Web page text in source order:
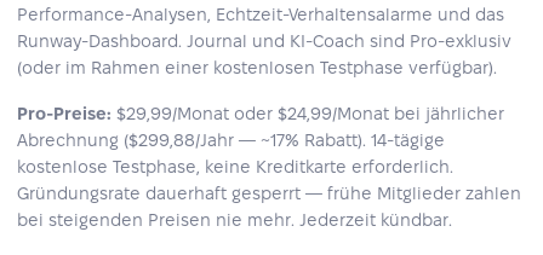
Performance-Analysen, Echtzeit-Verhaltensalarme und das
Runway-Dashboard. Journal und KI-Coach sind Pro-exklusiv
(oder im Rahmen einer kostenlosen Testphase verfügbar).
Pro-Preise: $29,99/Monat oder $24,99/Monat bei jährlicher
Abrechnung ($299,88/Jahr — ~17% Rabatt). 14-tägige
kostenlose Testphase, keine Kreditkarte erforderlich.
Gründungsrate dauerhaft gesperrt — frühe Mitglieder zahlen
bei steigenden Preisen nie mehr. Jederzeit kündbar.